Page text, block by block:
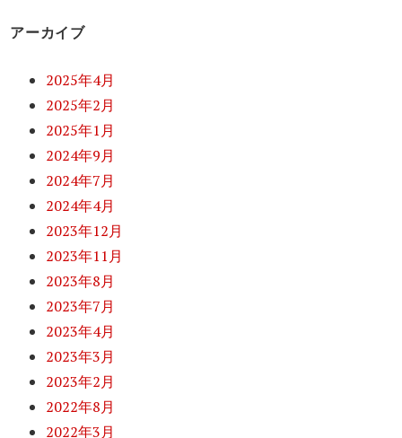
アーカイブ
2025年4月
2025年2月
2025年1月
2024年9月
2024年7月
2024年4月
2023年12月
2023年11月
2023年8月
2023年7月
2023年4月
2023年3月
2023年2月
2022年8月
2022年3月